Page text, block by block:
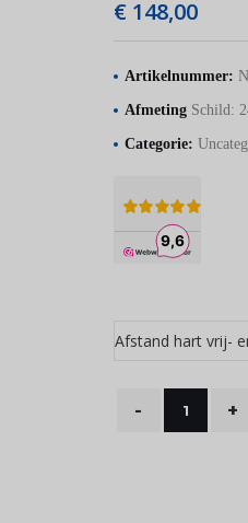
€148,00
Artikelnummer:
Afmeting Schild:
Categorie:
Afstand hart vrij-